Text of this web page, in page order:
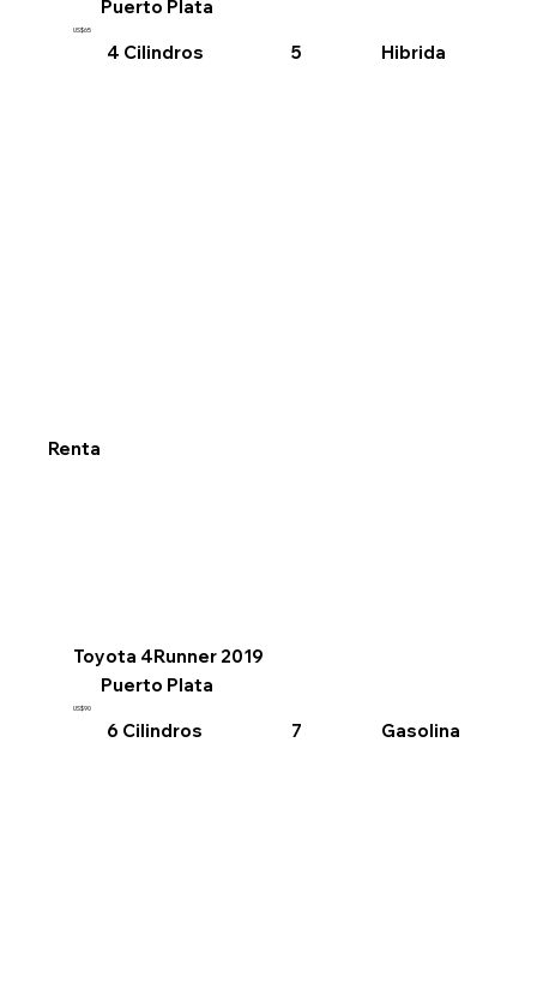
Puerto Plata
US$65
4 Cilindros 5 Hibrida
Renta
Toyota 4Runner 2019
Puerto Plata
US$90
6 Cilindros 7 Gasolina